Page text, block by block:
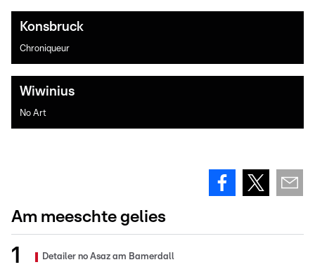
Konsbruck
Chroniqueur
Wiwinius
No Art
Am meeschte gelies
Detailer no Asaz am Bamerdall